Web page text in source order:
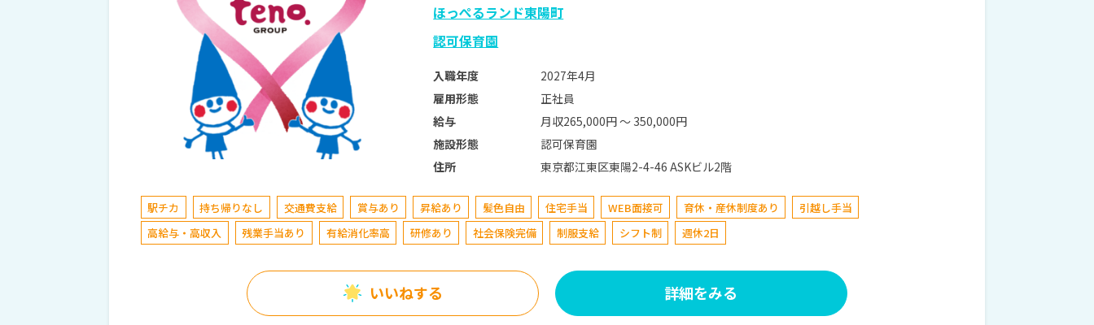
ほっぺるランド東陽町
認可保育園
入職年度
2027年4月
雇用形態
正社員
給与
月収265,000円 〜 350,000円
施設形態
認可保育園
住所
東京都江東区東陽2-4-46 ASKビル2階
駅チカ 持ち帰りなし 交通費支給 賞与あり 昇給あり 髪色自由 住宅手当 WEB面接可 育休・産休制度あり
引越し手当
高給与・高収入
残業手当あり 有給消化率高 研修あり 社会保険完備 制服支給 シフト制 週休2日
いいねする 詳細をみる